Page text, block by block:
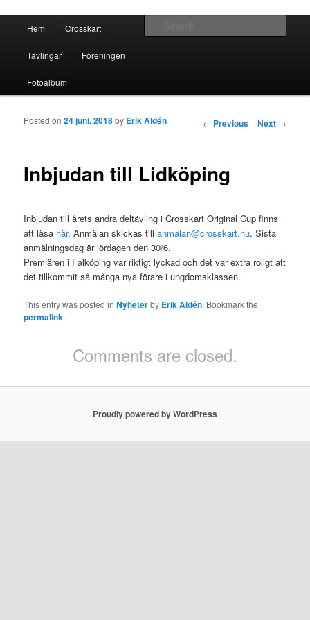
Crosskart Original
Skip to primary content
Skip to secondary content
Hem Crosskart
Tävlingar Föreningen
Fotoalbum
Post navigation
← Previous Next →
Inbjudan till Lidköping
Posted on24 juni, 2018by Erik Aldén
Inbjudan till årets andra deltävling i Crosskart Original Cup finns
att läsa här. Anmälan skickas tillanmalan@crosskart.nu. Sista
anmälningsdag är lördagen den 30/6.
Premiären i Falköping var riktigt lyckad och det var extra roligt att
det tillkommit så många nya förare i ungdomsklassen.
This entry was posted inNyheterby Erik Aldén. Bookmark the
permalink.
Comments are closed.
Proudly powered by WordPress